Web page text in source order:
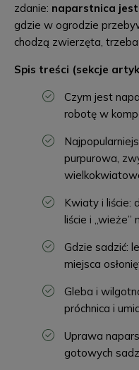
zdanie: naparstnica
gdzie w ogrodzie
chodzą zwierzęta,
Spis treści (sekcje
Czym jest
robotę w
purpurowa,
Kwiaty i liście:
liście i „wieże”
Gdzie sadzić:
miejsca
Gleba i
próchnica i
Uprawa
gotowych